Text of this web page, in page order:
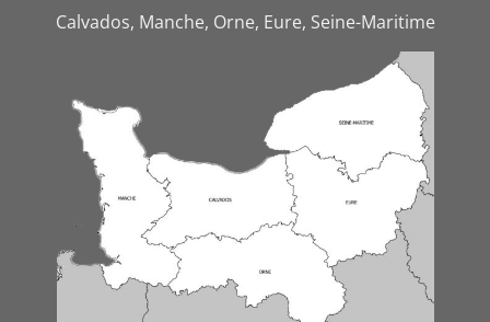
Calvados, Manche, Orne, Eure, Seine-Maritime